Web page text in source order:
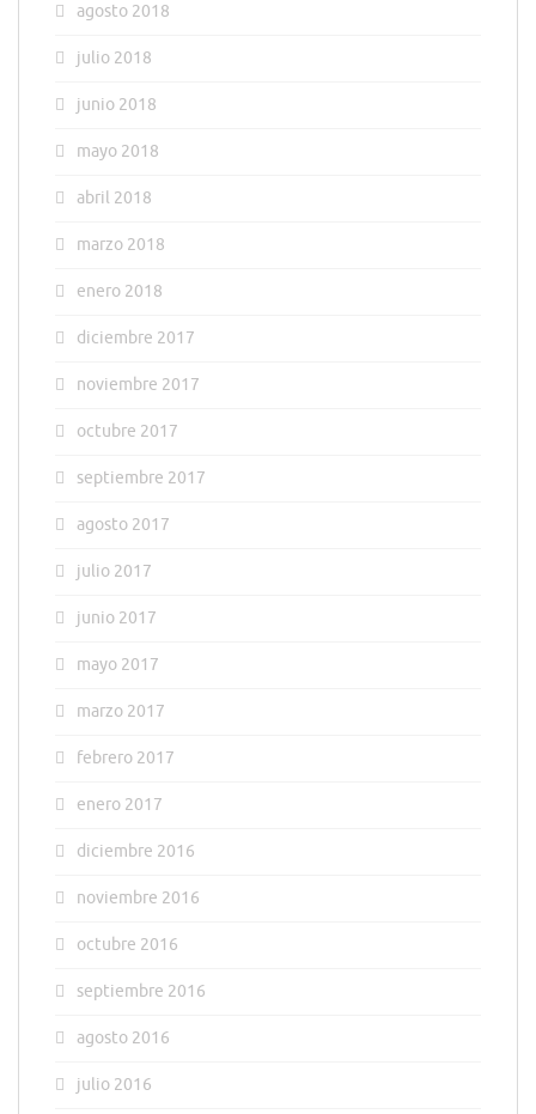
agosto 2018
julio 2018
junio 2018
mayo 2018
abril 2018
marzo 2018
enero 2018
diciembre 2017
noviembre 2017
octubre 2017
septiembre 2017
agosto 2017
julio 2017
junio 2017
mayo 2017
marzo 2017
febrero 2017
enero 2017
diciembre 2016
noviembre 2016
octubre 2016
septiembre 2016
agosto 2016
julio 2016